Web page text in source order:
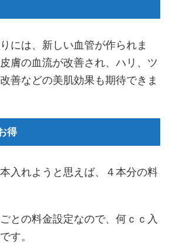
には、新しい血管が作られま
膚の血流が改善され、ハリ、ツ
善などの美肌効果も期待できま
得
入れようと思えば、４本分の料
との料金設定なので、何ｃｃ入
す。